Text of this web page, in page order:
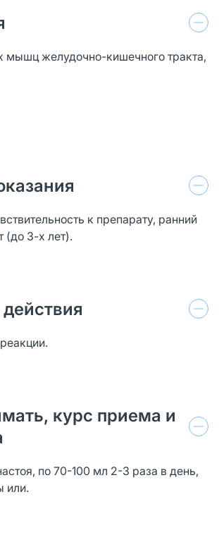
мышц желудочно-кишечного тракта,
к препарату, ранний
(до 3-х лет).
курс приема и
по 70-100 мл 2-3 раза в день,
или.